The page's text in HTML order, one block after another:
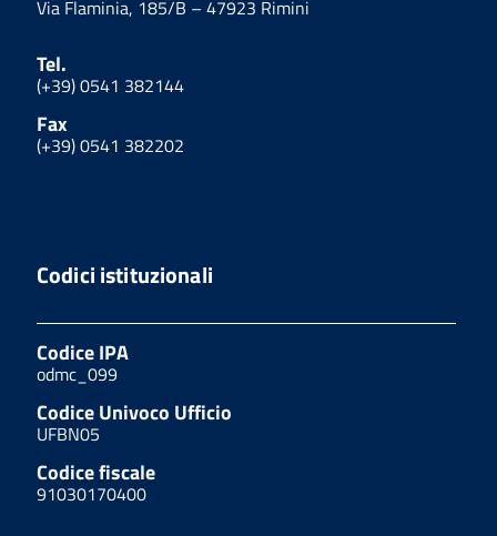
Via Flaminia, 185/B – 47923 Rimini
Tel.
(+39) 0541 382144
Fax
(+39) 0541 382202
Codici istituzionali
Codice IPA
odmc_099
Codice Univoco Ufficio
UFBN05
Codice fiscale
91030170400